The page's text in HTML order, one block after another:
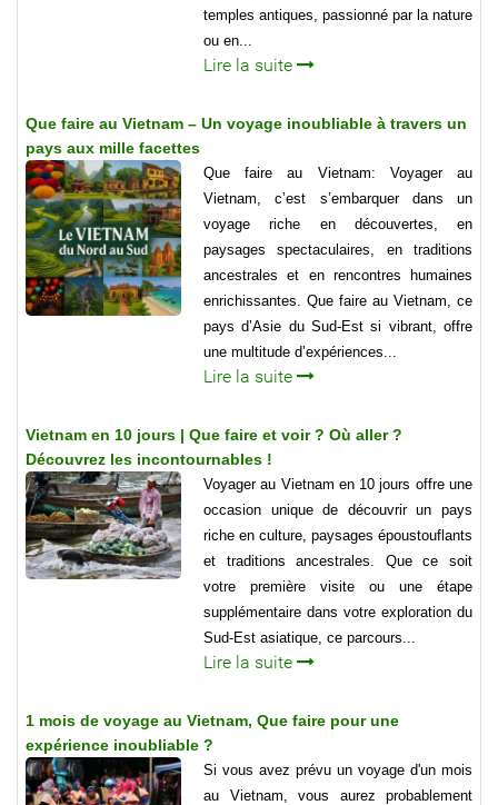
temples antiques, passionné par la nature
ou en...
Lire la suite
Que faire au Vietnam – Un voyage inoubliable à travers un
pays aux mille facettes
Que faire au Vietnam: Voyager au
Vietnam, c’est s’embarquer dans un
voyage riche en découvertes, en
paysages spectaculaires, en traditions
ancestrales et en rencontres humaines
enrichissantes. Que faire au Vietnam, ce
pays d’Asie du Sud-Est si vibrant, offre
une multitude d’expériences...
Lire la suite
Vietnam en 10 jours | Que faire et voir ? Où aller ?
Découvrez les incontournables !
Voyager au Vietnam en 10 jours offre une
occasion unique de découvrir un pays
riche en culture, paysages époustouflants
et traditions ancestrales. Que ce soit
votre première visite ou une étape
supplémentaire dans votre exploration du
Sud-Est asiatique, ce parcours...
Lire la suite
1 mois de voyage au Vietnam, Que faire pour une
expérience inoubliable ?
Si vous avez prévu un voyage d'un mois
au Vietnam, vous aurez probablement